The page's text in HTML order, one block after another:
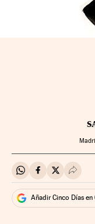
Compartir en
Compartir en
Añadir Cinco Días en